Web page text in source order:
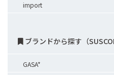
import
ブランドから探す（
GASA*